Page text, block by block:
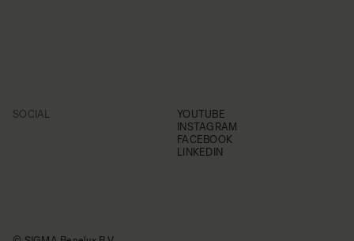
SOCIAL
YOUTUBE
INSTAGRAM
FACEBOOK
LINKEDIN